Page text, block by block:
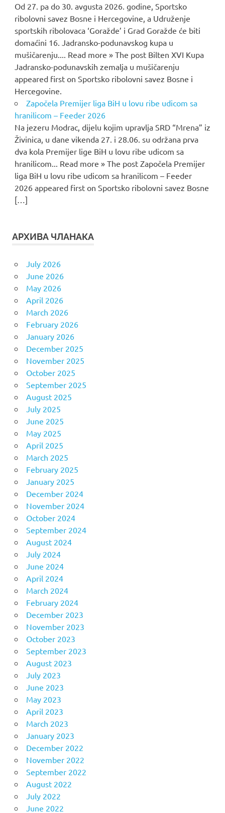
Od 27. pa do 30. avgusta 2026. godine, Sportsko
ribolovni savez Bosne i Hercegovine, a Udruženje
sportskih ribolovaca ‘Goražde’ i Grad Goražde će biti
domaćini 16. Jadransko-podunavskog kupa u
mušičarenju.... Read more » The post Bilten XVI Kupa
Jadransko-podunavskih zemalja u mušičarenju
appeared first on Sportsko ribolovni savez Bosne i
Hercegovine.
Započela Premijer liga BiH u lovu ribe udicom sa
hranilicom – Feeder 2026
Na jezeru Modrac, dijelu kojim upravlja SRD “Mrena” iz
Živinica, u dane vikenda 27. i 28.06. su održana prva
dva kola Premijer lige BiH u lovu ribe udicom sa
hranilicom... Read more » The post Započela Premijer
liga BiH u lovu ribe udicom sa hranilicom – Feeder
2026 appeared first on Sportsko ribolovni savez Bosne
[…]
АРХИВА ЧЛАНАКА
July 2026
June 2026
May 2026
April 2026
March 2026
February 2026
January 2026
December 2025
November 2025
October 2025
September 2025
August 2025
July 2025
June 2025
May 2025
April 2025
March 2025
February 2025
January 2025
December 2024
November 2024
October 2024
September 2024
August 2024
July 2024
June 2024
April 2024
March 2024
February 2024
December 2023
November 2023
October 2023
September 2023
August 2023
July 2023
June 2023
May 2023
April 2023
March 2023
January 2023
December 2022
November 2022
September 2022
August 2022
July 2022
June 2022